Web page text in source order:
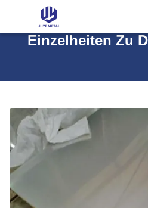
Einzelheiten Zu